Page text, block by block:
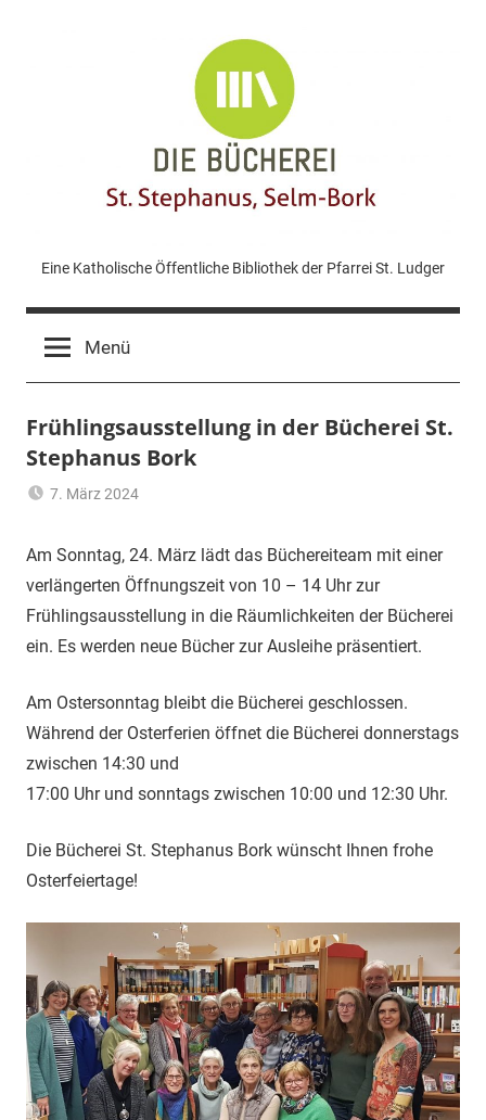
KÖB
St.
Stephanus
Bork
Eine Katholische Öffentliche Bibliothek der Pfarrei St. Ludger
Menü
Frühlingsausstellung in der Bücherei St.
Stephanus Bork
7. März 2024
Sommer
Am Sonntag, 24. März lädt das Büchereiteam mit einer
verlängerten Öffnungszeit von 10 – 14 Uhr zur
Frühlingsausstellung in die Räumlichkeiten der Bücherei
ein. Es werden neue Bücher zur Ausleihe präsentiert.
Am Ostersonntag bleibt die Bücherei geschlossen.
Während der Osterferien öffnet die Bücherei donnerstags
zwischen 14:30 und
17:00 Uhr und sonntags zwischen 10:00 und 12:30 Uhr.
Die Bücherei St. Stephanus Bork wünscht Ihnen frohe
Osterfeiertage!